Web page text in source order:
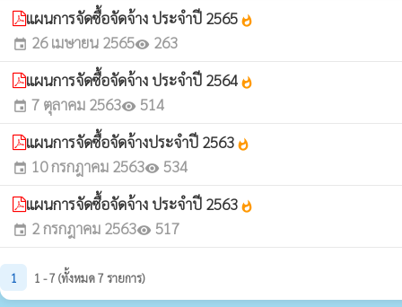
แผนการจัดซื้อจัดจ้าง ประจำปี 2565 whatshot
event 26 เมษายน 2565visibility 263
แผนการจัดซื้อจัดจ้าง ประจำปี 2564 whatshot
event 7 ตุลาคม 2563visibility 514
แผนการจัดซื้อจัดจ้างประจำปี 2563 whatshot
event 10 กรกฎาคม 2563visibility 534
แผนการจัดซื้อจัดจ้าง ประจำปี 2563 whatshot
event 2 กรกฎาคม 2563visibility 517
1 1 - 7 (ทั้งหมด 7 รายการ)